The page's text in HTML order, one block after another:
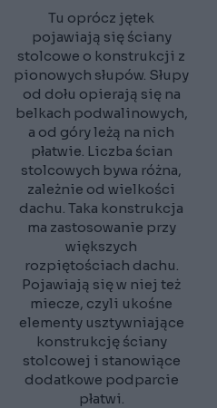
Tu oprócz jętek
pojawiają się ściany
stolcowe o konstrukcji z
pionowych słupów. Słupy
od dołu opierają się na
belkach podwalinowych,
a od góry leżą na nich
płatwie. Liczba ścian
stolcowych bywa różna,
zależnie od wielkości
dachu. Taka konstrukcja
ma zastosowanie przy
większych
rozpiętościach dachu.
Pojawiają się w niej też
miecze, czyli ukośne
elementy usztywniające
konstrukcję ściany
stolcowej i stanowiące
dodatkowe podparcie
płatwi.